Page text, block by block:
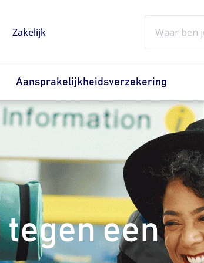
Zakelijk
Aansprakelijkheidsverzekering
een